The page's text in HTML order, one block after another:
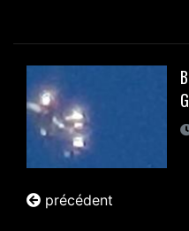
précédent